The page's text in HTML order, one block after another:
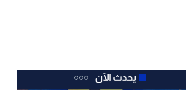
يحدث الآن